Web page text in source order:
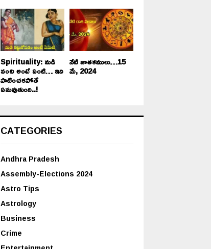
Spirituality: మడి
వంట అంటే ఏంటి… ఇది
పాటించకపోతే
ఏమవుతుంది..!
నేటి జాతకములు…15
మే, 2024
CATEGORIES
Andhra Pradesh
Assembly-Elections 2024
Astro Tips
Astrology
Business
Crime